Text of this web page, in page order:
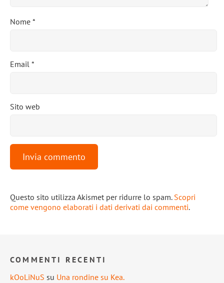
Nome *
Email *
Sito web
Questo sito utilizza Akismet per ridurre lo spam. Scopri
come vengono elaborati i dati derivati dai commenti.
COMMENTI RECENTI
kOoLiNuS su Una rondine su Kea.